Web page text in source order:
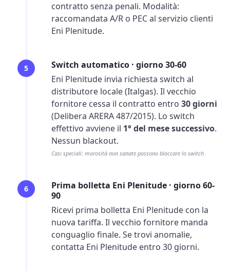
contratto senza penali. Modalità:
raccomandata A/R o PEC al servizio clienti
Eni Plenitude.
5
Switch automatico · giorno 30-60
Eni Plenitude invia richiesta switch al
distributore locale (Italgas). Il vecchio
fornitore cessa il contratto entro 30 giorni
(Delibera ARERA 487/2015). Lo switch
effettivo avviene il 1° del mese successivo.
Nessun blackout.
Casi speciali: morosità non sanate possono bloccare lo switch
6
Prima bolletta Eni Plenitude · giorno 60-
90
Ricevi prima bolletta Eni Plenitude con la
nuova tariffa. Il vecchio fornitore manda
conguaglio finale. Se trovi anomalie,
contatta Eni Plenitude entro 30 giorni.